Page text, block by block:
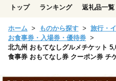
トップ ランキング 返礼品一覧
ホーム ものから探す
旅行・
お食事券・入場券・優待券
北九州 おもてなしグルメチケット
食事券 おもてなし券 クーポン券 チ